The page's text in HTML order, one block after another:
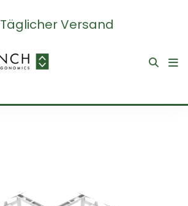
Täglicher Versand